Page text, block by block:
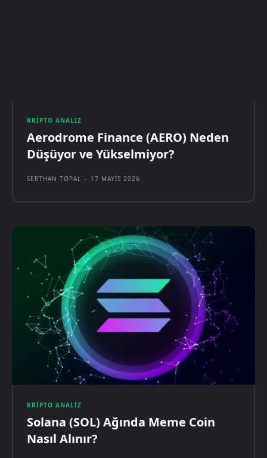
KRIPTO ANALIZ
Aerodrome Finance (AERO) Neden
Düşüyor ve Yükselmiyor?
SERTHAN TOPAL - 17 MAYIS 2026
KRIPTO ANALIZ
Solana (SOL) Ağında Meme Coin
Nasıl Alınır?